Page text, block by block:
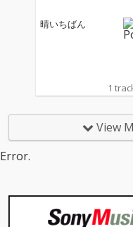
晴いちばん
1
View
Error.